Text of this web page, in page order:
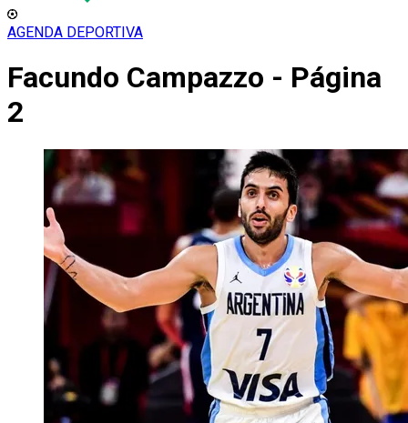
AGENDA DEPORTIVA
Facundo Campazzo - Página
2